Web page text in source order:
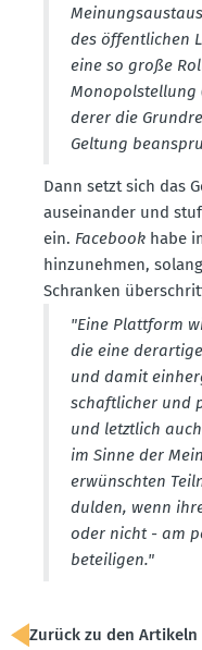
des öffent­lichen
eine so große
Monopol­stellung
derer die
Geltung
Dann setzt sich das
ausein­ander und
ein. Facebook habe
hinzu­nehmen,
Schranken
"Eine Plattform
die eine
und damit
schaft­licher und
und letztlich
im Sinne der
erwünschten
dulden, wenn
oder nicht - am
betei­ligen."
Zurück zu den Artikeln